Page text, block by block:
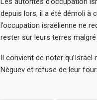
depuis lors, il a été démoli à
l’occupation israélienne ne
rester sur leurs terres
Il convient de noter qu’Israël
Néguev et refuse de leur